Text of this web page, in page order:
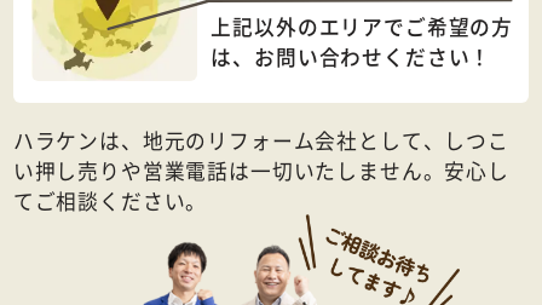
上記以外のエリアでご希望の方
は、 お問い合わせください！
ハラケンは、地元のリフォーム会社として、しつこ
い押し売りや営業電話は一切いたしません。安心し
てご相談ください。